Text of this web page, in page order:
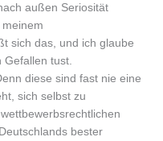
außen Seriosität
sich das, und ich glaube
tust.
diese sind fast nie eine
sich selbst zu
bester